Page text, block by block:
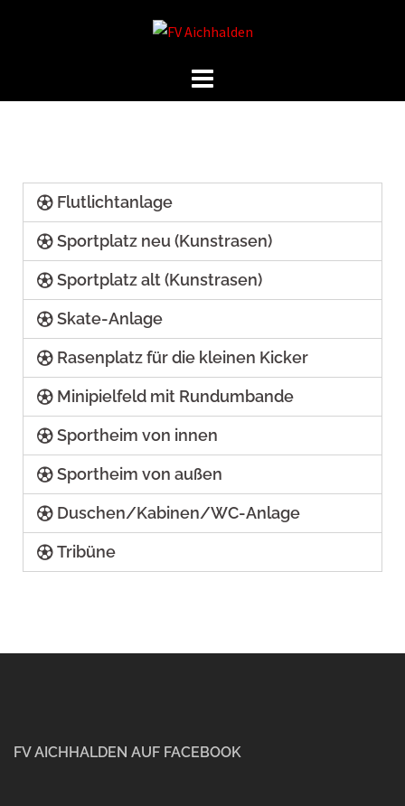
Flutlichtanlage
Sportplatz neu (Kunstrasen)
Sportplatz alt (Kunstrasen)
Skate-Anlage
Rasenplatz für die kleinen Kicker
Minipielfeld mit Rundumbande
Sportheim von innen
Sportheim von außen
Duschen/Kabinen/WC-Anlage
Tribüne
FV AICHHALDEN AUF FACEBOOK